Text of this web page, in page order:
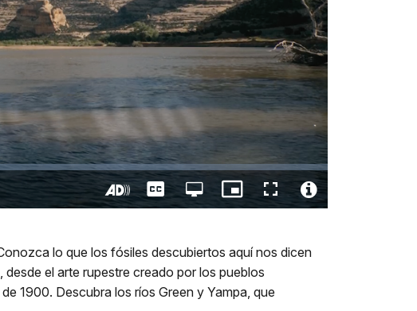
Description
CaptionsOpen
quality
Picture-
in-
Fullscreen
lo que los fósiles descubiertos aquí nos dicen
el arte rupestre creado por los pueblos
1900. Descubra los ríos Green y Yampa, que